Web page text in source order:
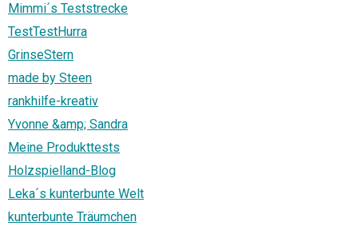
Mimmi´s Teststrecke
TestTestHurra
GrinseStern
made by Steen
rankhilfe-kreativ
Yvonne &amp; Sandra
Meine Produkttests
Holzspielland-Blog
Leka´s kunterbunte Welt
kunterbunte Träumchen